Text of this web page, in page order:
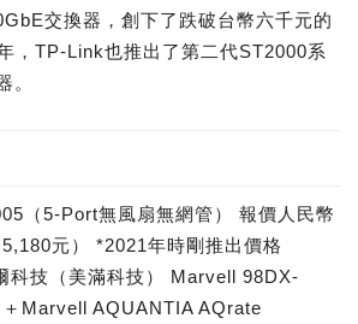
交換器，創下了跌破台幣六千元的
，TP-Link也推出了第二代ST2000系
。
（5-Port無風扇無網管） 報價人民幣
元） *2021年時剛推出價格
科技（美滿科技） Marvell 98DX-
Marvell AQUANTIA AQrate